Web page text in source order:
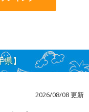
】
2026/08/08 更新